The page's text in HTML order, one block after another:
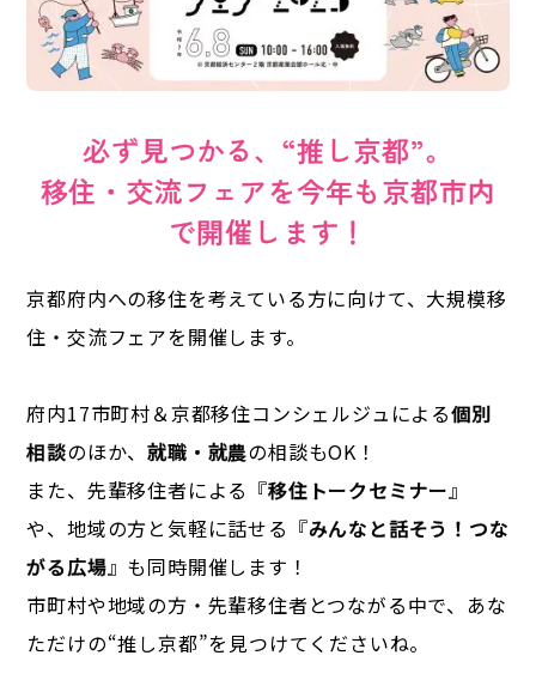
必ず見つかる、“推し京都”。
移住・交流フェアを今年も京都市内
で開催します！
京都府内への移住を考えている方に向けて、大規模移
住・交流フェアを開催します。
府内17市町村＆京都移住コンシェルジュによる個別
相談のほか、就職・就農の相談もOK！
また、先輩移住者による『移住トークセミナー』
や、地域の方と気軽に話せる『みんなと話そう！つな
がる広場』も同時開催します！
市町村や地域の方・先輩移住者とつながる中で、あな
ただけの“推し京都”を見つけてくださいね。